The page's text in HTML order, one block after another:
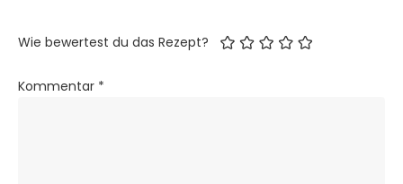
Wie bewertest du das Rezept?
Kommentar *